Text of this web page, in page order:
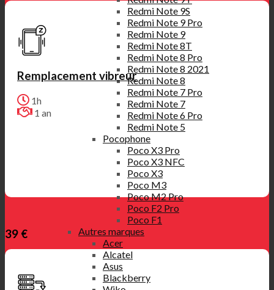
Redmi Note 9S
Redmi Note 9 Pro
Redmi Note 9
Redmi Note 8T
Redmi Note 8 Pro
Redmi Note 8 2021
Redmi Note 8
Redmi Note 7 Pro
Redmi Note 7
Redmi Note 6 Pro
Redmi Note 5
Pocophone
Poco X3 Pro
Poco X3 NFC
Poco X3
Poco M3
Poco M2 Pro
Poco F2 Pro
Poco F1
Autres marques
Acer
Alcatel
Asus
Blackberry
Remplacement vibreur
1h
1 an
39 €